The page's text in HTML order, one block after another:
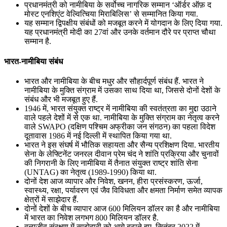
प्रधानमंत्री को नामीबिया के सर्वोच्च नागरिक सम्मान ‘ऑर्डर ऑफ़ द
मोस्ट एनशिएंट वेल्वित्चिया मिराबिलिस’ से सम्मानित किया गया.
यह सम्मान द्विपक्षीय संबंधों को मजबूत करने में योगदान के लिए दिया गया.
यह प्रधानमंत्री मोदी का 27वां और उनके वर्तमान दौरे पर प्राप्त चौथा
सम्मान है.
भारत-नामीबिया संबंध
भारत और नामीबिया के बीच मधुर और सौहार्दपूर्ण संबंध हैं. भारत ने
नामीबिया के मुक्ति संग्राम में उसका साथ दिया था, जिससे दोनों देशों के
संबंध और भी मजबूत हुए हैं.
1946 में, भारत संयुक्त राष्ट्र में नामीबिया की स्वतंत्रता का मुद्दा उठाने
वाले पहले देशों में से एक था. नामीबिया के मुक्ति संग्राम का नेतृत्व करने
वाले SWAPO (दक्षिण पश्चिम अफ्रीका जन संगठन) का पहला विदेश
दूतावास 1986 में नई दिल्ली में स्थापित किया गया था.
भारत ने इस संघर्ष में भौतिक सहायता और सैन्य प्रशिक्षण दिया. भारतीय
सेना के लेफ्टिनेंट जनरल दीवान प्रेम चंद ने शांति प्रक्रिया और चुनावों
की निगरानी के लिए नामीबिया में तैनात संयुक्त राष्ट्र शांति सेना
(UNTAG) का नेतृत्व (1989-1990) किया था.
दोनों देश आज व्यापार और निवेश, खनन, हीरा प्रसंस्करण, ऊर्जा,
स्वास्थ्य, रक्षा, पर्यावरण एवं जैव विविधता और क्षमता निर्माण समेत व्यापक
क्षेत्रों में साझेदार हैं.
दोनों देशों के बीच व्यापार आज 600 मिलियन डॉलर का है और नामीबिया
में भारत का निवेश लगभग 800 मिलियन डॉलर है.